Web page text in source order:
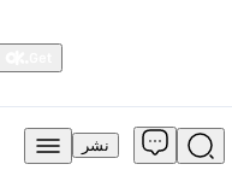
نشر